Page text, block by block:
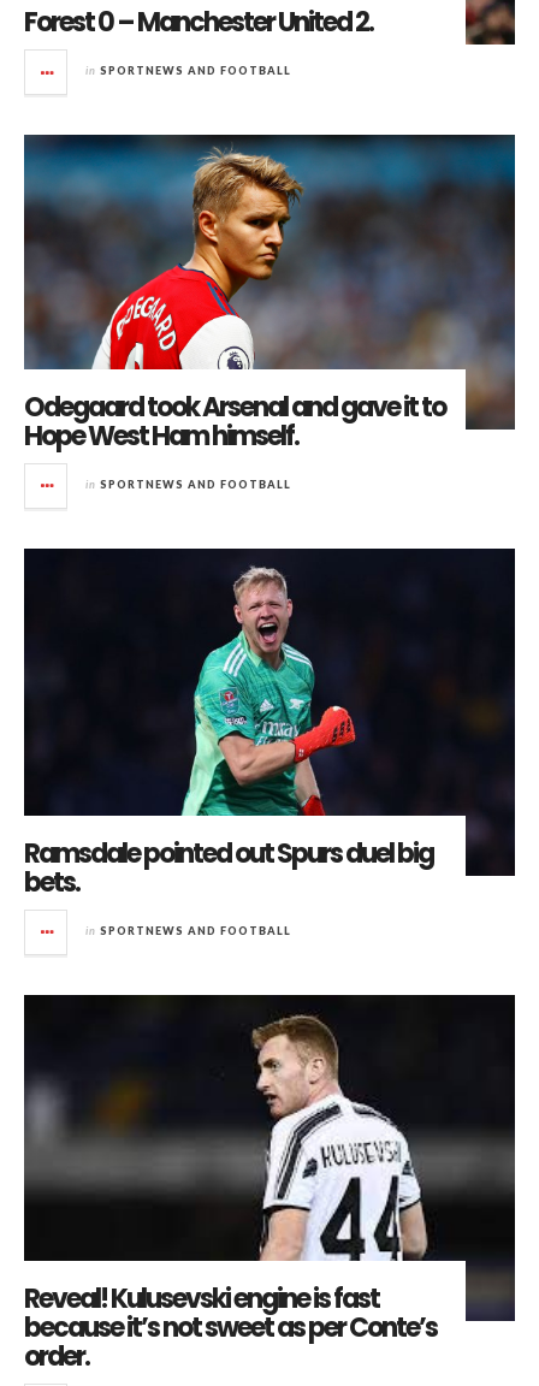
Forest 0 – Manchester United 2.
in SPORTNEWS AND FOOTBALL
Odegaard took Arsenal and gave it to
Hope West Ham himself.
in SPORTNEWS AND FOOTBALL
Ramsdale pointed out Spurs duel big
bets.
in SPORTNEWS AND FOOTBALL
Reveal! Kulusevski engine is fast
because it’s not sweet as per Conte’s
order.